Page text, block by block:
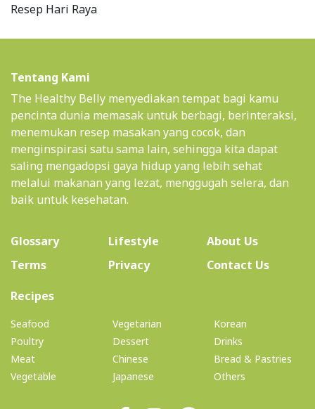
Resep Hari Raya
Tentang Kami
The Healthy Belly menyediakan tempat bagi kamu
pencinta dunia memasak untuk berbagi, berinteraksi,
menemukan resep masakan yang cocok, dan
menginspirasi satu sama lain, sehingga kita dapat
saling mengadopsi gaya hidup yang lebih sehat
melalui makanan yang lezat, menggugah selera, dan
baik untuk kesehatan.
Glossary Lifestyle About Us(current)
Terms
Privacy
Contact Us
Recipes(current)
Seafood
Poultry
Meat
Vegetable
Vegetarian
Dessert
Chinese
Japanese
Korean
Drinks
Bread & Pastries
Others